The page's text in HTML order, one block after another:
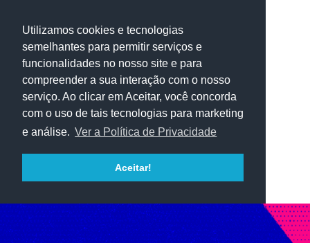
Utilizamos cookies e tecnologias
semelhantes para permitir serviços e
funcionalidades no nosso site e para
compreender a sua interação com o nosso
serviço. Ao clicar em Aceitar, você concorda
com o uso de tais tecnologias para marketing
e análise. Ver a Política de Privacidade
Aceitar!